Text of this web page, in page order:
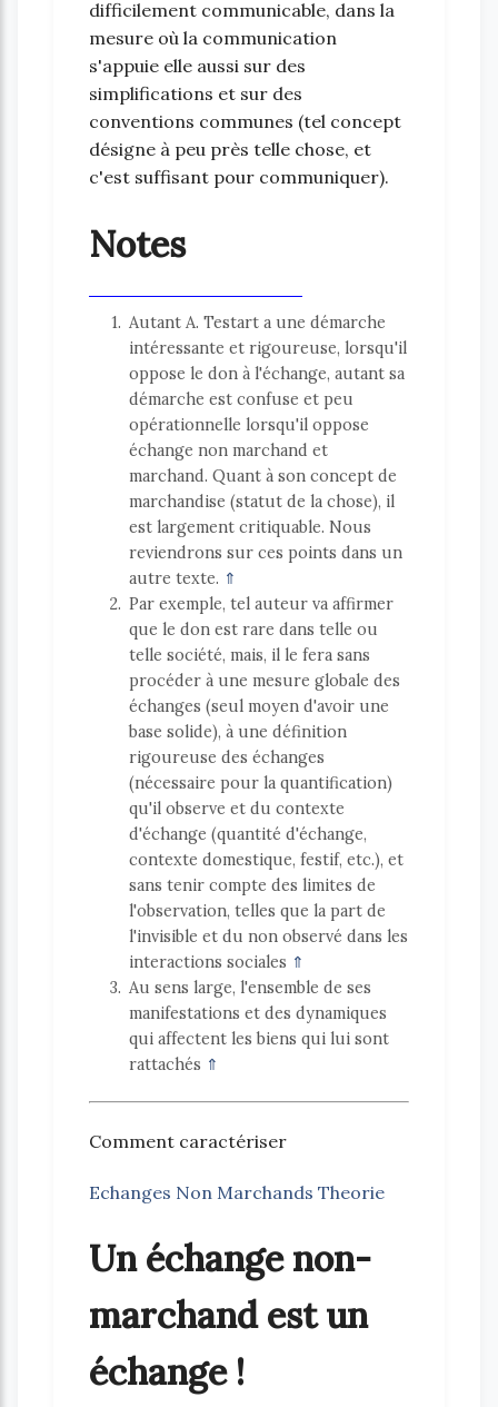
difficilement communicable, dans la
mesure où la communication
s'appuie elle aussi sur des
simplifications et sur des
conventions communes (tel concept
désigne à peu près telle chose, et
c'est suffisant pour communiquer).
Notes
1 Autant A. Testart a une démarche
intéressante et rigoureuse, lorsqu'il
oppose le don à l'échange, autant sa
démarche est confuse et peu
opérationnelle lorsqu'il oppose
échange non marchand et
marchand. Quant à son concept de
marchandise (statut de la chose), il
est largement critiquable. Nous
reviendrons sur ces points dans un
autre texte. ⇑
2 Par exemple, tel auteur va affirmer
que le don est rare dans telle ou
telle société, mais, il le fera sans
procéder à une mesure globale des
échanges (seul moyen d'avoir une
base solide), à une définition
rigoureuse des échanges
(nécessaire pour la quantification)
qu'il observe et du contexte
d'échange (quantité d'échange,
contexte domestique, festif, etc.), et
sans tenir compte des limites de
l'observation, telles que la part de
l'invisible et du non observé dans les
interactions sociales ⇑
3
Au sens large, l'ensemble de ses
manifestations et des dynamiques
qui affectent les biens qui lui sont
rattachés ⇑
Comment caractériser
Echanges Non Marchands Theorie
Un échange non-
marchand est un
échange !